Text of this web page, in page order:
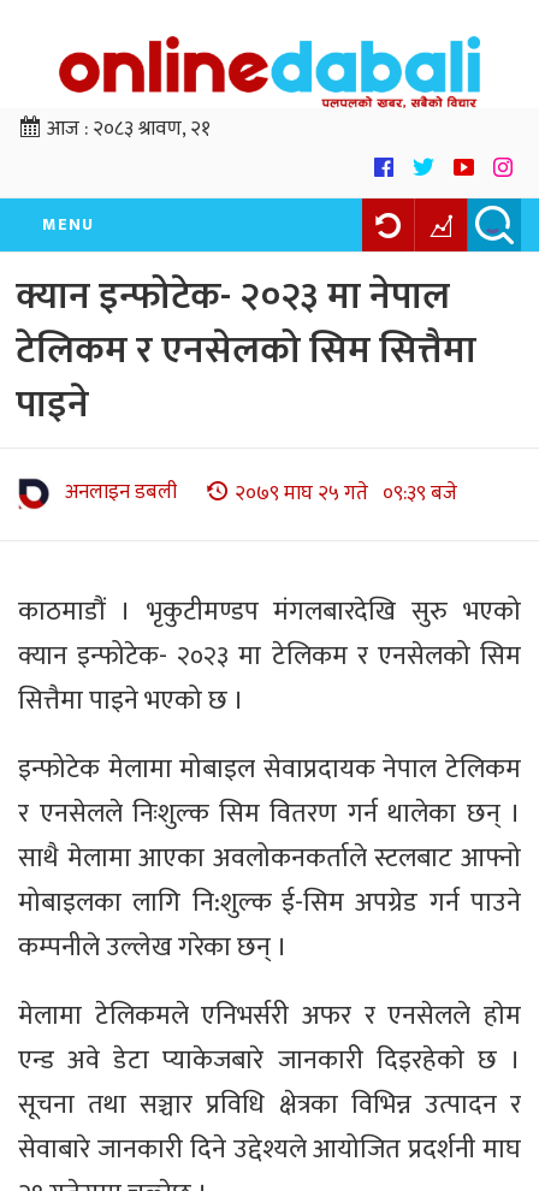
आज :२०८३ श्रावण, २१
MENU
क्यान इन्फोटेक- २०२३ मा नेपाल
टेलिकम र एनसेलको सिम सित्तैमा
पाइने
अनलाइन डबली २०७९ माघ २५ गते ०९:३९ बजे
काठमाडौं । भृकुटीमण्डप मंगलबारदेखि सुरु भएको
क्यान इन्फोटेक- २०२३ मा टेलिकम र एनसेलको सिम
सित्तैमा पाइने भएको छ ।
इन्फोटेक मेलामा मोबाइल सेवाप्रदायक नेपाल टेलिकम
र एनसेलले निःशुल्क सिम वितरण गर्न थालेका छन् ।
साथै मेलामा आएका अवलोकनकर्ताले स्टलबाट आफ्नो
मोबाइलका लागि नि:शुल्क ई-सिम अपग्रेड गर्न पाउने
कम्पनीले उल्लेख गरेका छन् ।
मेलामा टेलिकमले एनिभर्सरी अफर र एनसेलले हाेम
एन्ड अवे डेटा प्याकेजबारे जानकारी दिइरहेकाे छ ।
सूचना तथा सञ्चार प्रविधि क्षेत्रका विभिन्न उत्पादन र
सेवाबारे जानकारी दिने उद्देश्यले आयोजित प्रदर्शनी माघ